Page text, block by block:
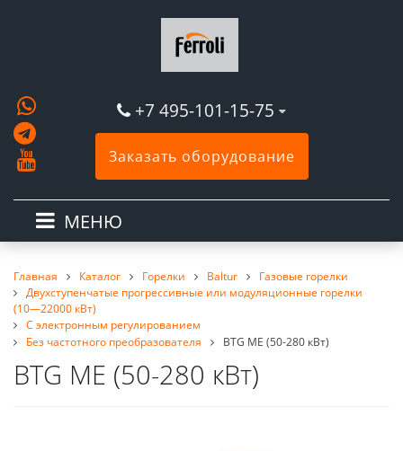
+7 495-101-15-75
Заказать оборудование
МЕНЮ
Главная Каталог Горелки Baltur
Газовые горелки
Двухступенчатые прогрессивные или модуляционные горелки
(10—22000 кВт)
С электронным регулированием
Без частотного преобразователя
BTG ME (50-280 кВт)
BTG ME (50-280 кВт)